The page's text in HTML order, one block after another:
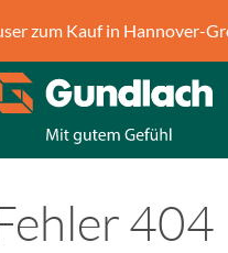
zum Kauf in Hannover-
404